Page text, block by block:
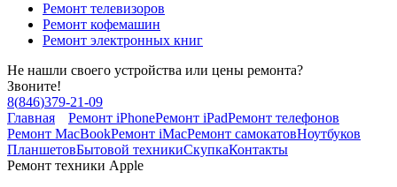
Ремонт телевизоров
Ремонт кофемашин
Ремонт электронных книг
Не нашли своего устройства или цены ремонта?
Звоните!
8(846)379-21-09
Главная
Ремонт iPhoneРемонт iPadРемонт телефонов
Ремонт MacBookРемонт iMacРемонт самокатовНоутбуков
ПланшетовБытовой техникиСкупкаКонтакты
Ремонт техники Apple